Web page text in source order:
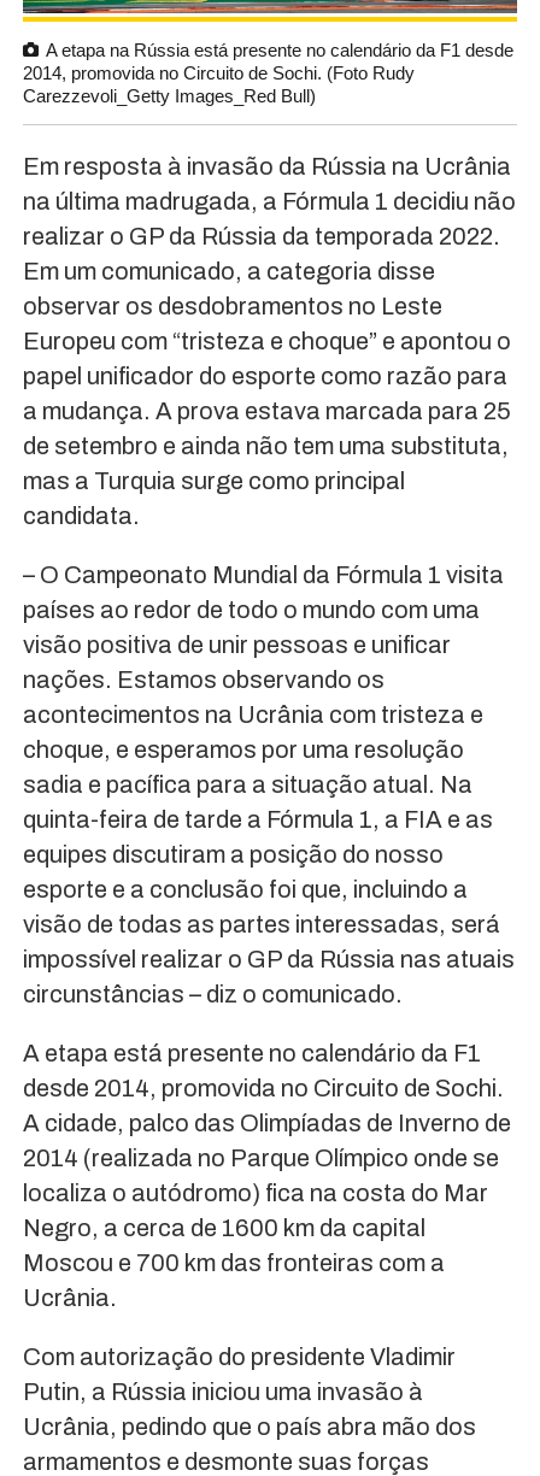
A etapa na Rússia está presente no calendário da F1 desde
2014, promovida no Circuito de Sochi. (Foto Rudy
Carezzevoli_Getty Images_Red Bull)
Em resposta à invasão da Rússia na Ucrânia
na última madrugada, a Fórmula 1 decidiu não
realizar o GP da Rússia da temporada 2022.
Em um comunicado, a categoria disse
observar os desdobramentos no Leste
Europeu com “tristeza e choque” e apontou o
papel unificador do esporte como razão para
a mudança. A prova estava marcada para 25
de setembro e ainda não tem uma substituta,
mas a Turquia surge como principal
candidata.
– O Campeonato Mundial da Fórmula 1 visita
países ao redor de todo o mundo com uma
visão positiva de unir pessoas e unificar
nações. Estamos observando os
acontecimentos na Ucrânia com tristeza e
choque, e esperamos por uma resolução
sadia e pacífica para a situação atual. Na
quinta-feira de tarde a Fórmula 1, a FIA e as
equipes discutiram a posição do nosso
esporte e a conclusão foi que, incluindo a
visão de todas as partes interessadas, será
impossível realizar o GP da Rússia nas atuais
circunstâncias – diz o comunicado.
A etapa está presente no calendário da F1
desde 2014, promovida no Circuito de Sochi.
A cidade, palco das Olimpíadas de Inverno de
2014 (realizada no Parque Olímpico onde se
localiza o autódromo) fica na costa do Mar
Negro, a cerca de 1600 km da capital
Moscou e 700 km das fronteiras com a
Ucrânia.
Com autorização do presidente Vladimir
Putin, a Rússia iniciou uma invasão à
Ucrânia, pedindo que o país abra mão dos
armamentos e desmonte suas forças